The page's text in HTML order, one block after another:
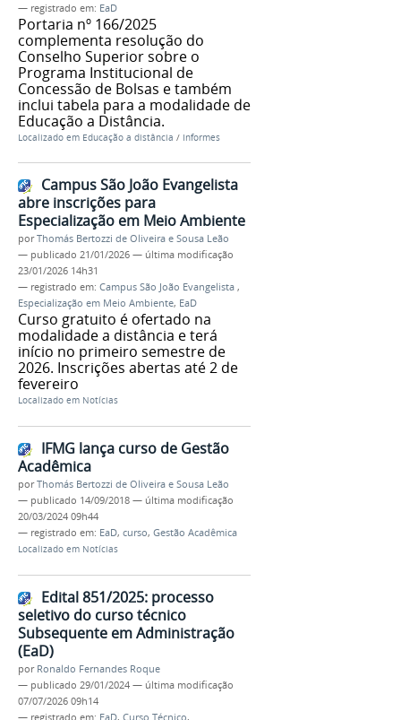
— registrado em: EaD
Portaria nº 166/2025
complementa resolução do
Conselho Superior sobre o
Programa Institucional de
Concessão de Bolsas e também
inclui tabela para a modalidade de
Educação a Distância.
Localizado em Educação a distância / Informes
Campus São João Evangelista
abre inscrições para
Especialização em Meio Ambiente
porThomás Bertozzi de Oliveira e Sousa Leão
— publicado 21/01/2026 — última modificação
23/01/2026 14h31
— registrado em: Campus São João Evangelista ,
Especialização em Meio Ambiente, EaD
Curso gratuito é ofertado na
modalidade a distância e terá
início no primeiro semestre de
2026. Inscrições abertas até 2 de
fevereiro
Localizado em Notícias
IFMG lança curso de Gestão
Acadêmica
porThomás Bertozzi de Oliveira e Sousa Leão
— publicado 14/09/2018 — última modificação
20/03/2024 09h44
— registrado em: EaD, curso, Gestão Acadêmica
Localizado em Notícias
Edital 851/2025: processo
seletivo do curso técnico
Subsequente em Administração
(EaD)
por Ronaldo Fernandes Roque
— publicado 29/01/2024 — última modificação
07/07/2026 09h14
— registrado em: EaD, Curso Técnico,